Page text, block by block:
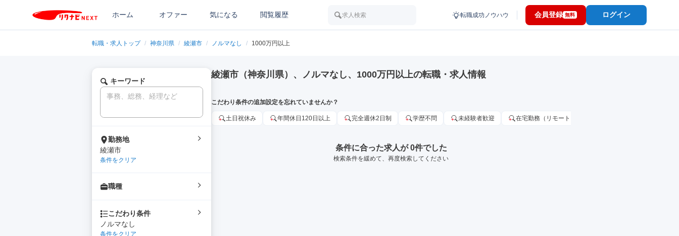
ホーム オファー 気になる 閲覧履歴 求人検索 転職成功ノウハウ 会員登録 無料 ログイン
転職・求人トップ / 神奈川県 / 綾瀬市 / ノルマなし / 1000万円以上
キーワード
勤務地
綾瀬市
条件をクリア
職種
こだわり条件
ノルマなし
条件をクリア
綾瀬市（神奈川県）、ノルマなし、1000万円以上の転職・求人情報
こだわり条件の追加設定を忘れていませんか？
土日祝休み 年間休日120日以上 完全週休2日制 学歴不問 未経験者歓迎 在宅勤務（リモートワーク）OK
条件に合った求人が 0件でした
検索条件を緩めて、再度検索してください